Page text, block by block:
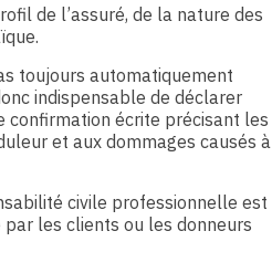
de l’assuré, de la nature des
toujours automatiquement
indispensable de déclarer
confirmation écrite précisant les
et aux dommages causés à
civile professionnelle est
les clients ou les donneurs